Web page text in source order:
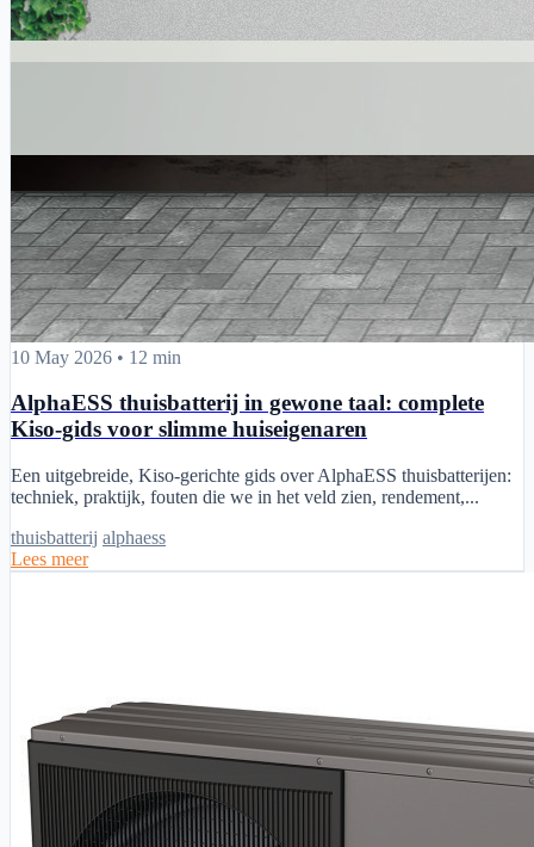
AlphaESS thuisbatterij in gewone taal: complete Kiso-gids voor
10 May 2026 • 12 min
AlphaESS thuisbatterij in gewone taal: complete
Kiso-gids voor slimme huiseigenaren
Een uitgebreide, Kiso-gerichte gids over AlphaESS thuisbatterijen:
techniek, praktijk, fouten die we in het veld zien, rendement,...
thuisbatterij alphaess
Lees meer